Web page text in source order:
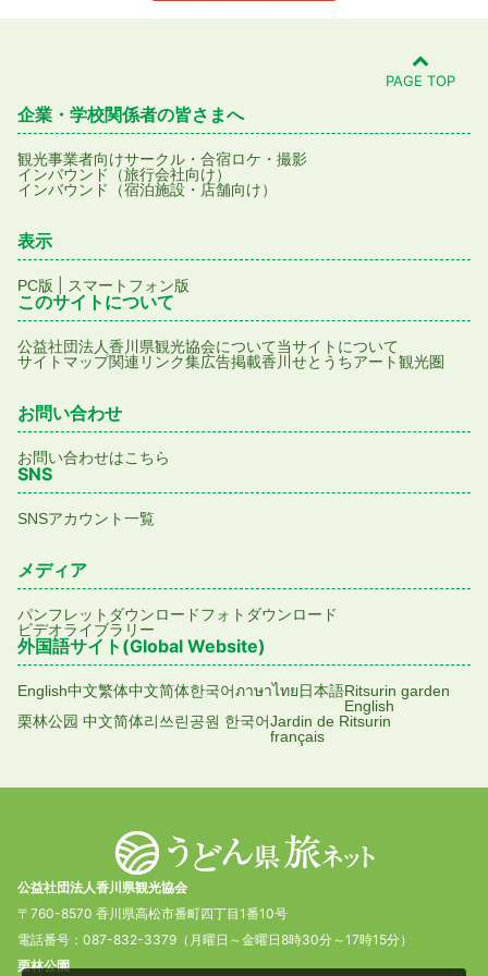
PAGE TOP
企業・学校関係者の皆さまへ
観光事業者向けサークル・合宿ロケ・撮影
インバウンド（旅行会社向け）
インバウンド（宿泊施設・店舗向け）
表示
PC版 スマートフォン版
このサイトについて
公益社団法人香川県観光協会について当サイトについて
サイトマップ関連リンク集広告掲載香川せとうちアート観光圏
お問い合わせ
お問い合わせはこちら
SNS
SNSアカウント一覧
メディア
パンフレットダウンロードフォトダウンロード
ビデオライブラリー
外国語サイト(Global Website)
English中文繁体中文简体한국어ภาษาไทย日本語Ritsurin garden
English
栗林公园 中文简体리쓰린공원 한국어Jardin de Ritsurin
français
公益社団法人香川県観光協会
〒760-8570 香川県高松市番町四丁目1番10号
電話番号：087-832-3379（月曜日～金曜日8時30分～17時15分）
栗林公園